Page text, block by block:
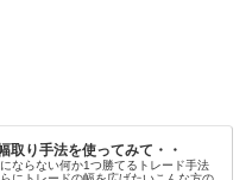
り手法を使ってみて・・
ならない何か1つ勝てるトレード手法